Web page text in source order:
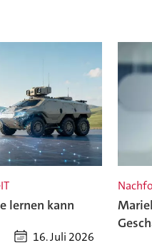
lernen kann
16. Juli 2026